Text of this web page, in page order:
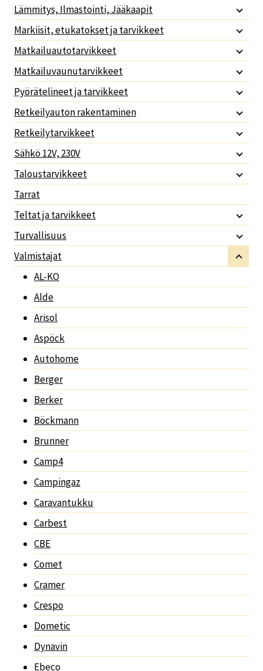
Lämmitys, Ilmastointi, Jääkaapit
Markiisit, etukatokset ja tarvikkeet
Matkailuautotarvikkeet
Matkailuvaunutarvikkeet
Pyörätelineet ja tarvikkeet
Retkeilyauton rakentaminen
Retkeilytarvikkeet
Sähkö 12V, 230V
Taloustarvikkeet
Tarrat
Teltat ja tarvikkeet
Turvallisuus
Valmistajat
AL-KO
Alde
Arisol
Aspöck
Autohome
Berger
Berker
Böckmann
Brunner
Camp4
Campingaz
Caravantukku
Carbest
CBE
Comet
Cramer
Crespo
Dometic
Dynavin
Ebeco